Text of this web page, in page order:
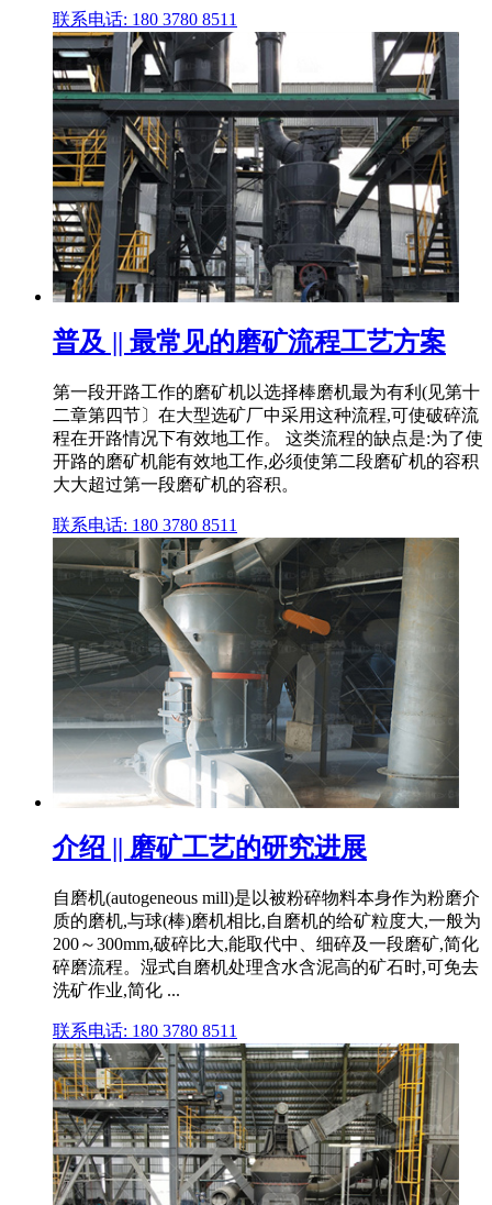
联系电话: 180 3780 8511
普及 || 最常见的磨矿流程工艺方案
第一段开路工作的磨矿机以选择棒磨机最为有利(见第十
二章第四节〕在大型选矿厂中采用这种流程,可使破碎流
程在开路情况下有效地工作。 这类流程的缺点是:为了使
开路的磨矿机能有效地工作,必须使第二段磨矿机的容积
大大超过第一段磨矿机的容积。
联系电话: 180 3780 8511
介绍 || 磨矿工艺的研究进展
自磨机(autogeneous mill)是以被粉碎物料本身作为粉磨介
质的磨机,与球(棒)磨机相比,自磨机的给矿粒度大,一般为
200～300mm,破碎比大,能取代中、细碎及一段磨矿,简化
碎磨流程。湿式自磨机处理含水含泥高的矿石时,可免去
洗矿作业,简化 ...
联系电话: 180 3780 8511